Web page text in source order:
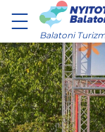
Balatoni